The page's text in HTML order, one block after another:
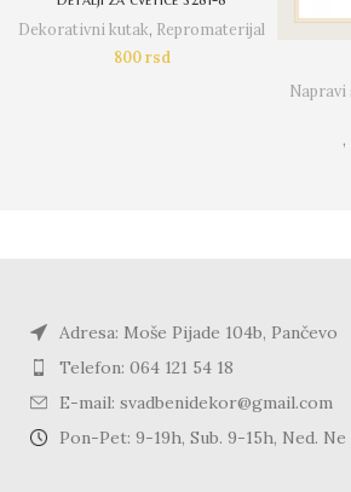
Dekorativni kutak, Repromaterijal
800rsd
Napravi
,
Adresa: Moše Pijade 104b, Pančevo
Telefon: 064 121 54 18
E-mail: svadbenidekor@gmail.com
Pon-Pet: 9-19h, Sub. 9-15h, Ned.